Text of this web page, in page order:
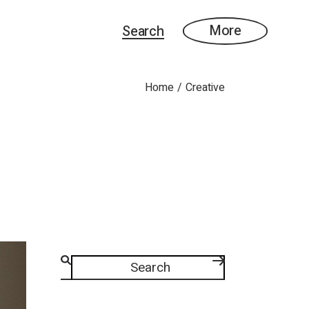
Search More
Home Creative